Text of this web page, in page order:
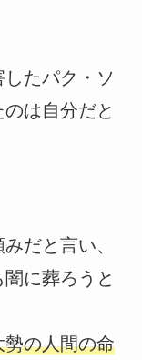
たパク・ソ
は自分だと
だと言い、
に葬ろうと
の人間の命